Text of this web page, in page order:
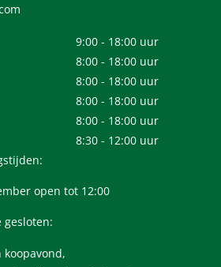
9:00 - 18:00 uur
8:00 - 18:00 uur
8:00 - 18:00 uur
8:00 - 18:00 uur
8:00 - 18:00 uur
8:30 - 12:00 uur
open tot 12:00
gesloten:
koopavond,